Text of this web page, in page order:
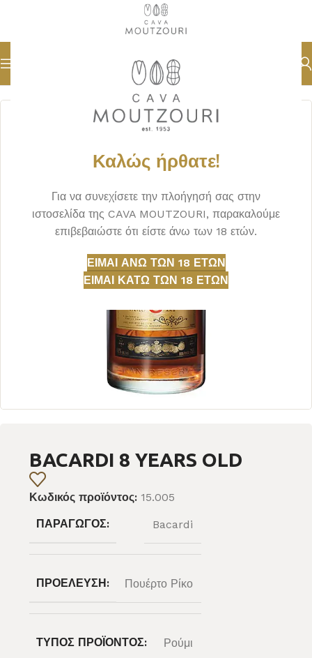
Καλώς ήρθατε!
Για να συνεχίσετε την πλοήγησή σας στην
ιστοσελίδα της CAVA MOUTZOURI, παρακαλούμε
επιβεβαιώστε ότι είστε άνω των 18 ετών.
ΕΊΜΑΙ ΆΝΩ ΤΩΝ 18 ΕΤΏΝ
ΕΊΜΑΙ ΚΆΤΩ ΤΩΝ 18 ΕΤΏΝ
Αρχική σελίδα ΡΟΥΜΙ
BACARDI 8 YEARS OLD
Κωδικός προϊόντος: 15.005
ΠΑΡΑΓΩΓΌΣ:
Bacardi
ΠΡΟΈΛΕΥΣΗ: Πουέρτο Ρίκο
ΤΎΠΟΣ ΠΡΟΪΌΝΤΟΣ: Ρούμι